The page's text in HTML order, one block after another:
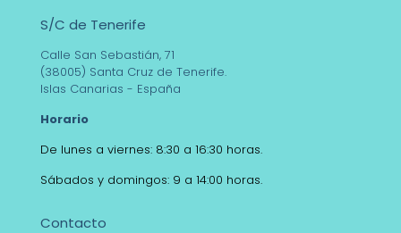
S/C de Tenerife
Calle San Sebastián, 71
(38005) Santa Cruz de Tenerife.
Islas Canarias - España
Horario
De lunes a viernes: 8:30 a 16:30 horas.
Sábados y domingos: 9 a 14:00 horas.
Contacto